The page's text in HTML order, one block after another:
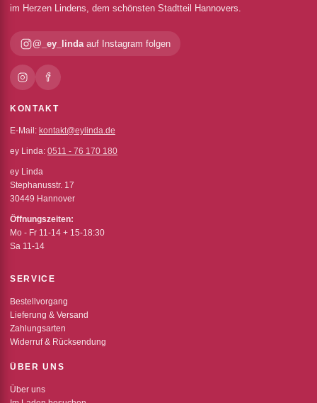
im Herzen Lindens, dem schönsten Stadtteil Hannovers.
@_ey_lindaauf Instagram folgen
KONTAKT
E-Mail: kontakt@eylinda.de
ey Linda: 0511 - 76 170 180
ey Linda
Stephanusstr. 17
30449 Hannover
Öffnungszeiten:
Mo - Fr 11-14 + 15-18:30
Sa 11-14
SERVICE
Bestellvorgang
Lieferung & Versand
Zahlungsarten
Widerruf & Rücksendung
ÜBER UNS
Über uns